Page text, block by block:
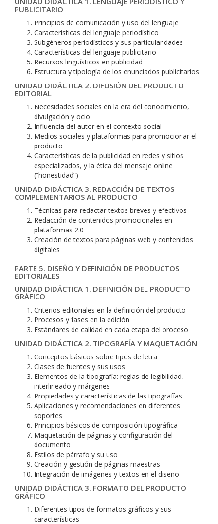
PUBLICITARIO
Principios de comunicación y uso del lenguaje
Características del lenguaje periodístico
Subgéneros periodísticos y sus particularidades
Características del lenguaje publicitario
Recursos lingüísticos en publicidad
Estructura y tipología de los enunciados publicitarios
UNIDAD DIDÁCTICA 2. DIFUSIÓN DEL PRODUCTO
EDITORIAL
Necesidades sociales en la era del conocimiento,
divulgación y ocio
Influencia del autor en el contexto social
Medios sociales y plataformas para promocionar el
producto
Características de la publicidad en redes y sitios
especializados, y la ética del mensaje online
(“honestidad”)
UNIDAD DIDÁCTICA 3. REDACCIÓN DE TEXTOS
COMPLEMENTARIOS AL PRODUCTO
Técnicas para redactar textos breves y efectivos
Redacción de contenidos promocionales en
plataformas 2.0
Creación de textos para páginas web y contenidos
digitales
PARTE 5. DISEÑO Y DEFINICIÓN DE PRODUCTOS
EDITORIALES
UNIDAD DIDÁCTICA 1. DEFINICIÓN DEL PRODUCTO
GRÁFICO
Criterios editoriales en la definición del producto
Procesos y fases en la edición
Estándares de calidad en cada etapa del proceso
UNIDAD DIDÁCTICA 2. TIPOGRAFÍA Y MAQUETACIÓN
Conceptos básicos sobre tipos de letra
Clases de fuentes y sus usos
Elementos de la tipografía: reglas de legibilidad,
interlineado y márgenes
Propiedades y características de las tipografías
Aplicaciones y recomendaciones en diferentes
soportes
Principios básicos de composición tipográfica
Maquetación de páginas y configuración del
documento
Estilos de párrafo y su uso
Creación y gestión de páginas maestras
Integración de imágenes y textos en el diseño
UNIDAD DIDÁCTICA 3. FORMATO DEL PRODUCTO
GRÁFICO
Diferentes tipos de formatos gráficos y sus
características